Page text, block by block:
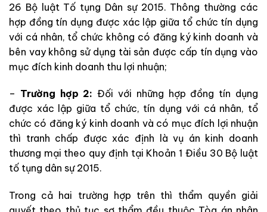
26 Bộ luật Tố tụng Dân sự 2015. Thông thường các
hợp đồng tín dụng được xác lập giữa tổ chức tín dụng
với cá nhân, tổ chức không có đăng ký kinh doanh và
bên vay không sử dụng tài sản được cấp tín dụng vào
mục đích kinh doanh thu lợi nhuận;
– Trường hợp 2:Đối với những hợp đồng tín dụng
được xác lập giữa tổ chức, tín dụng với cá nhân, tổ
chức có đăng ký kinh doanh và có mục đích lợi nhuận
thì tranh chấp được xác định là vụ án kinh doanh
thương mại theo quy định tại Khoản 1 Điều 30 Bộ luật
tố tụng dân sự 2015.
Trong cả hai trường hợp trên thì thẩm quyền giải